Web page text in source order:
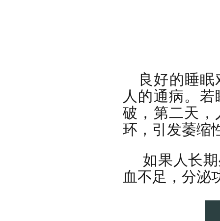
良好的睡
人的通病。
破，第二天，
环，引发萎缩
如果人长
血不足，分泌